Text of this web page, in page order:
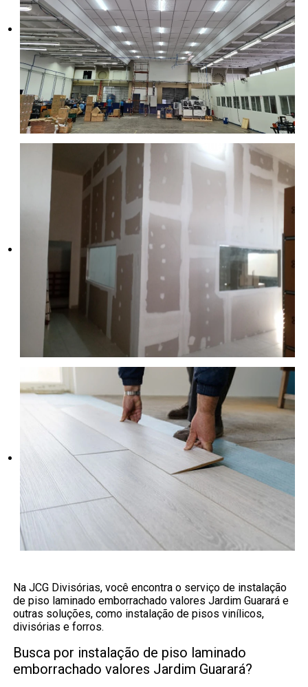
Na JCG Divisórias, você encontra o serviço de instalação
de piso laminado emborrachado valores Jardim Guarará e
outras soluções, como instalação de pisos vinílicos,
divisórias e forros.
Busca por instalação de piso laminado
emborrachado valores Jardim Guarará?